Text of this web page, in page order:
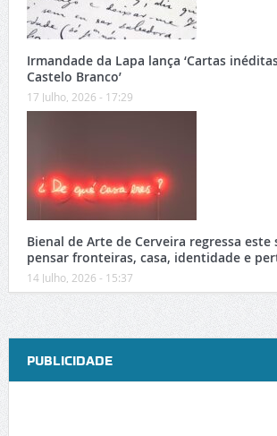
Irmandade da Lapa lança ‘Cartas
Castelo Branco’
17 Julho, 2026 - 17:29
Bienal de Arte de Cerveira regressa este
pensar fronteiras, casa, identidade e
14 Julho, 2026 - 15:37
PUBLICIDADE